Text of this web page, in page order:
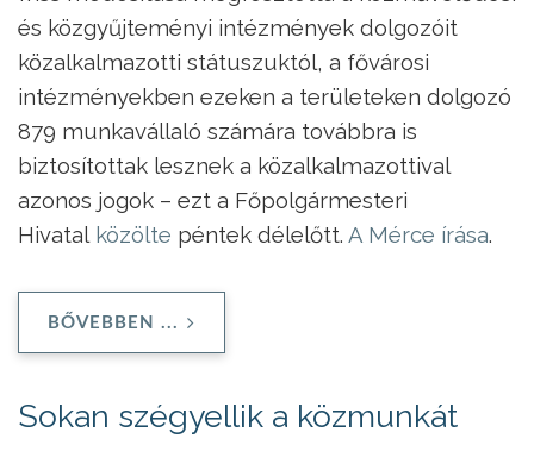
és közgyűjteményi intézmények dolgozóit
közalkalmazotti státuszuktól, a fővárosi
intézményekben ezeken a területeken dolgozó
879 munkavállaló számára továbbra is
biztosítottak lesznek a közalkalmazottival
azonos jogok – ezt a Főpolgármesteri
Hivatal közölte péntek délelőtt. A Mérce írása.
BŐVEBBEN ...
Sokan szégyellik a közmunkát